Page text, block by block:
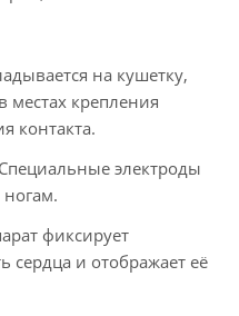
на кушетку,
местах крепления
контакта.
Специальные электроды
ногам.
фиксирует
сердца и отображает её